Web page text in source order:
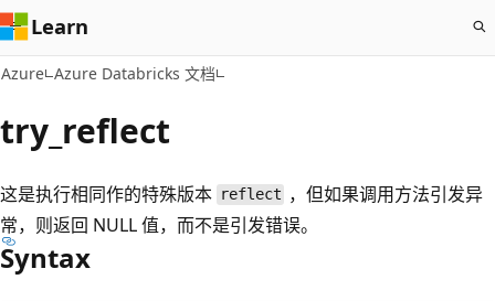
Learn
Azure Azure Databricks 文档
try_reflect
这是执行相同作的特殊版本 reflect ，但如果调用方法引发异
常，则返回 NULL 值，而不是引发错误。
Syntax